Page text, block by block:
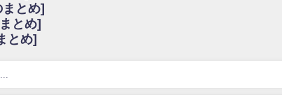
真5種が公開される
とめ]
とめ]
とめ]